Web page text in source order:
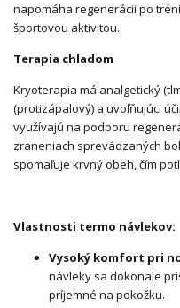
napomáha regenerácii po
športovou aktivitou.
Terapia chladom
Kryoterapia má analgetický
(protizápalový) a uvoľňujúci
využívajú na podporu
zraneniach sprevádzaných
spomaľuje krvný obeh, čím
Vlastnosti termo návlekov:
Vysoký komfort pri
návleky sa dokonale
príjemné na pokožku.